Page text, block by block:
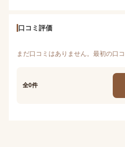
口コミ評価
まだ口コミはありません。最初の口
全0件